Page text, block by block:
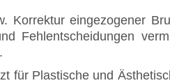
Korrektur eingezogener
Fehlentscheidungen
für Plastische und